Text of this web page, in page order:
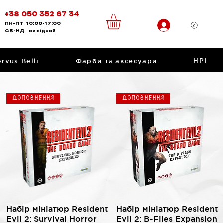
+38 050 352 67 34
ПН-ПТ 10:00-17:00
CБ-НД вихідний
Belli Фарби та аксесуари НРІ
Швидкий перегляд
Доповнення
Набір мініатюр Resident
Evil 2: Survival Horror
Швидкий перегляд
Доповнення
Набір мініатюр Resident
Evil 2: B-Files Expansion